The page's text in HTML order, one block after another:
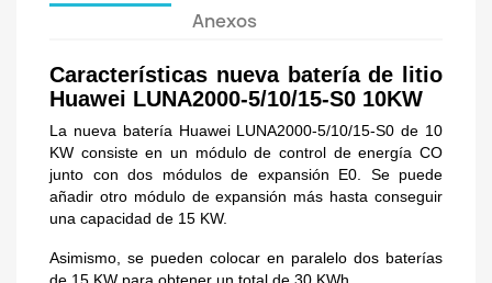
Anexos
Características nueva batería de litio
Huawei LUNA2000-5/10/15-S0 10KW
La nueva batería Huawei LUNA2000-5/10/15-S0 de 10
KW consiste en un módulo de control de energía CO
junto con dos módulos de expansión E0. Se puede
añadir otro módulo de expansión más hasta conseguir
una capacidad de 15 KW.
Asimismo, se pueden colocar en paralelo dos baterías